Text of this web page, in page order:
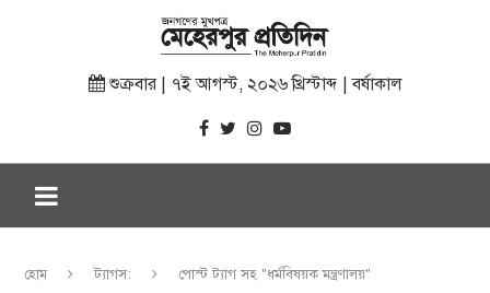
শুক্রবার | ৭ই আগস্ট, ২০২৬ খ্রিস্টাব্দ | বর্ষাকাল
হোম ট্যাগস: পোস্ট ট্যাগ সহ "ধর্মবিষয়ক মন্ত্রণালয়"